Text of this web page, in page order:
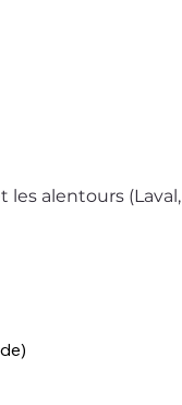
les alentours (Laval,